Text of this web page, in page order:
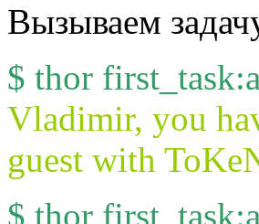
Вызываем
$ thor
Vladimir, you
guest with
$ thor